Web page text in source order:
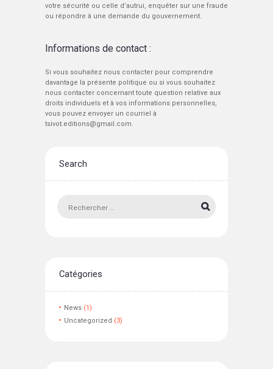
votre sécurité ou celle d’autrui, enquêter sur une fraude
ou répondre à une demande du gouvernement.
Informations de contact :
Si vous souhaitez nous contacter pour comprendre
davantage la présente politique ou si vous souhaitez
nous contacter concernant toute question relative aux
droits individuels et à vos informations personnelles,
vous pouvez envoyer un courriel à
tsivot.editions@gmail.com.
Search
Catégories
News(1)
Uncategorized (3)